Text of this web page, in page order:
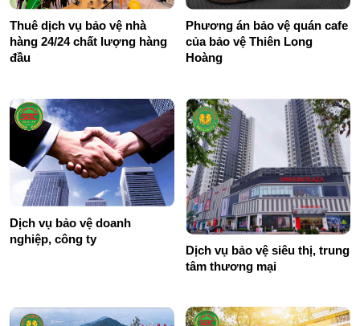
Thuê dịch vụ bảo vệ nhà
hàng 24/24 chất lượng hàng
đầu
Phương án bảo vệ quán cafe
của bảo vệ Thiên Long
Hoàng
Dịch vụ bảo vệ doanh
nghiệp, công ty
Dịch vụ bảo vệ siêu thị, trung
tâm thương mại